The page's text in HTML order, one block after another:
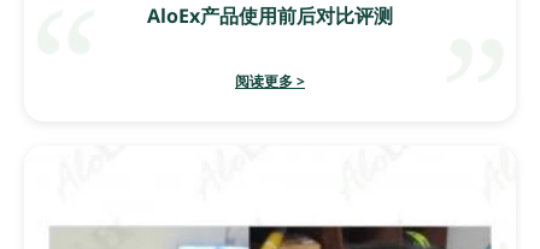
AloEx产品使用前后对比评测
阅读更多 >